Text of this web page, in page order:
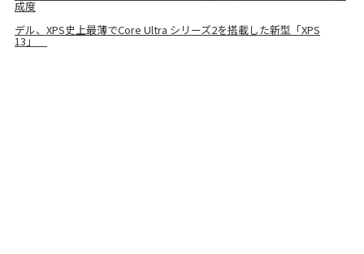
成度
デル、XPS史上最薄でCore Ultra シリーズ2を搭載した新型「XPS
13」